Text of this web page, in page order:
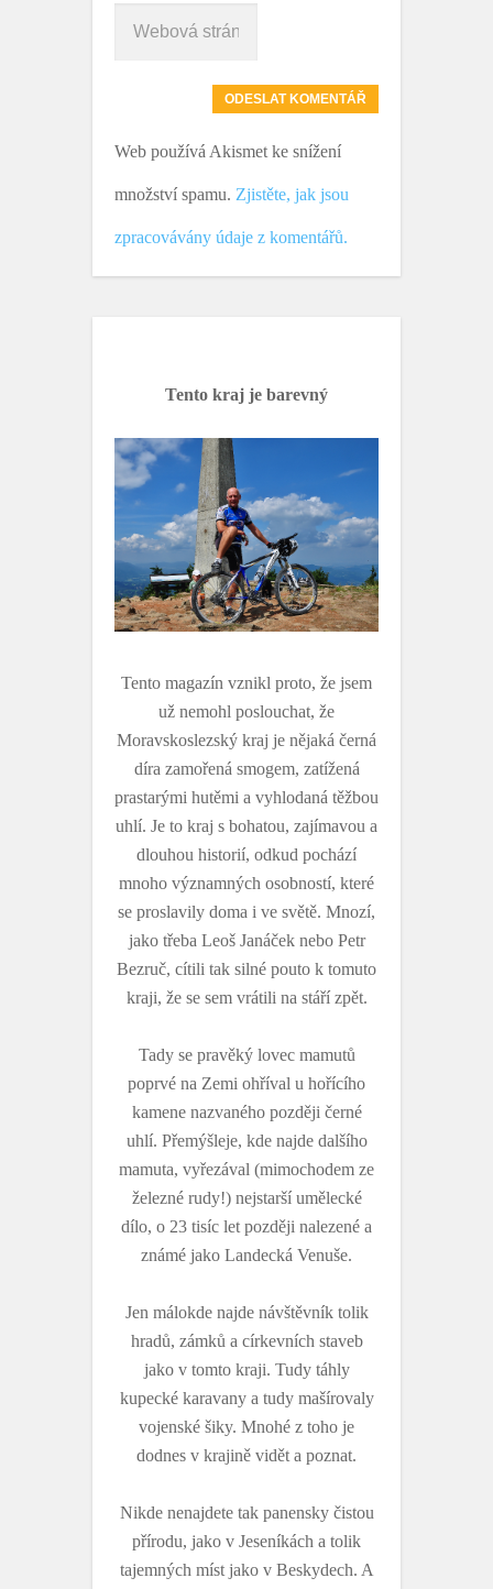
Web používá Akismet ke snížení
množství spamu. Zjistěte, jak jsou
zpracovávány údaje z komentářů.
Tento kraj je barevný
Tento magazín vznikl proto, že jsem
už nemohl poslouchat, že
Moravskoslezský kraj je nějaká černá
díra zamořená smogem, zatížená
prastarými hutěmi a vyhlodaná těžbou
uhlí. Je to kraj s bohatou, zajímavou a
dlouhou historií, odkud pochází
mnoho významných osobností, které
se proslavily doma i ve světě. Mnozí,
jako třeba Leoš Janáček nebo Petr
Bezruč, cítili tak silné pouto k tomuto
kraji, že se sem vrátili na stáří zpět.
Tady se pravěký lovec mamutů
poprvé na Zemi ohříval u hořícího
kamene nazvaného později černé
uhlí. Přemýšleje, kde najde dalšího
mamuta, vyřezával (mimochodem ze
železné rudy!) nejstarší umělecké
dílo, o 23 tisíc let později nalezené a
známé jako Landecká Venuše.
Jen málokde najde návštěvník tolik
hradů, zámků a církevních staveb
jako v tomto kraji. Tudy táhly
kupecké karavany a tudy mašírovaly
vojenské šiky. Mnohé z toho je
dodnes v krajině vidět a poznat.
Nikde nenajdete tak panensky čistou
přírodu, jako v Jeseníkách a tolik
tajemných míst jako v Beskydech. A